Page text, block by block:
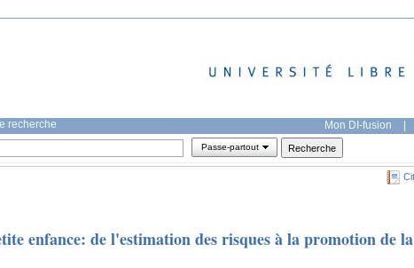
recherche Mon DI-fusion |
Passe-partout
enfance: de l'estimation des risques à la promotion de la